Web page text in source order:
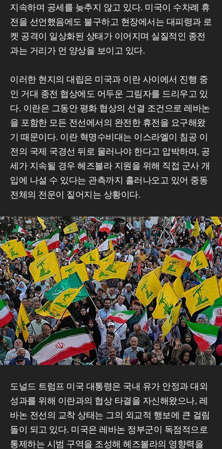
지속하며 공세를 늦추지 않고 있다. 미국이 수차례 휴
전을 선언했음에도 불구하고 현장에서는 대피령과 로
켓 공격이 일상화된 상태가 이어지며 실질적인 종전
과는 거리가 먼 양상을 보이고 있다.
이러한 현지의 대립은 미국과 이란 사이에서 진행 중
인 거대 종전 협상에도 어두운 그림자를 드리우고 있
다. 이란은 그동안 평화 협상의 선결 조건으로 레바논
을 포함한 모든 전선에서의 완전한 휴전을 요구해왔
기 때문이다. 이란 혁명수비대는 이스라엘이 침공 이
전의 국제 국경선 뒤로 물러나야 한다고 압박하며, 공
세가 지속될 경우 헤즈볼라 지원을 위해 직접 군사 개
입에 나설 수 있다는 관측까지 흘러나오고 있어 중동
전체의 전운이 짙어지는 상황이다.
도널드 트럼프 미국 대통령은 국내 유가 안정과 대외
성과를 위해 이란과의 협상 타결을 자신해왔으나, 레
바논 전선의 교착 상태는 그의 외교적 행보에 큰 걸림
돌이 되고 있다. 미국은 레바논 정부군이 독점적으로
통제하는 시범 구역을 조성해 헤즈볼라의 영향력을